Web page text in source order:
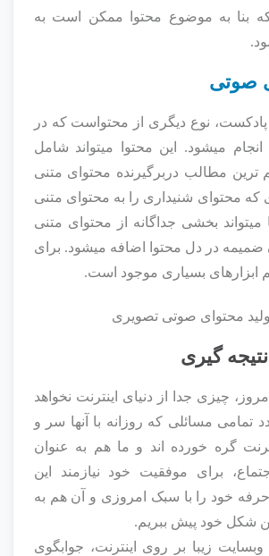
بنا به موضوع محتوا ممکن است به
صوتی
نوع دیگری از محتواست که در
میشود. این محتوا میتواند شامل
ترین مطالب دربرگیرنده محتوای متنی
که محتوای شنیداری را به محتوای متنی
میتواند بخشی جداگانه از محتوای متنی
ضمیمه در دل محتوا اضافه میشود. برای
ابزارهای بسیاری موجود است.
گیری
چیزی جدا از دنیای اینترنت نخواهد
تمامی مسائلی که روزانه با آنها سر و
گره خورده اند و ما هم به عنوان
برای موفقیت خود نیازمند این
خود را با سبک امروزی و آن هم به
شکل خود پیش ببریم.
زیبا بر روی اینترنت، جوابگوی